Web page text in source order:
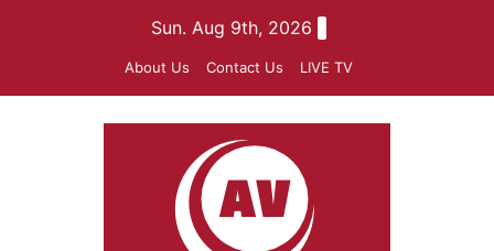
Sun. Aug 9th, 2026
About Us Contact Us LIVE TV